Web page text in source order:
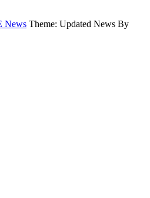
News Theme: Updated News By